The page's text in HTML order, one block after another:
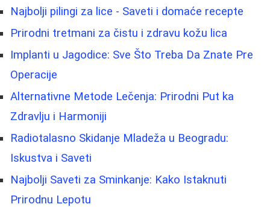
Najbolji pilingi za lice - Saveti i domaće recepte
Prirodni tretmani za čistu i zdravu kožu lica
Implanti u Jagodice: Sve Što Treba Da Znate Pre
Operacije
Alternativne Metode Lečenja: Prirodni Put ka
Zdravlju i Harmoniji
Radiotalasno Skidanje Mladeža u Beogradu:
Iskustva i Saveti
Najbolji Saveti za Sminkanje: Kako Istaknuti
Prirodnu Lepotu